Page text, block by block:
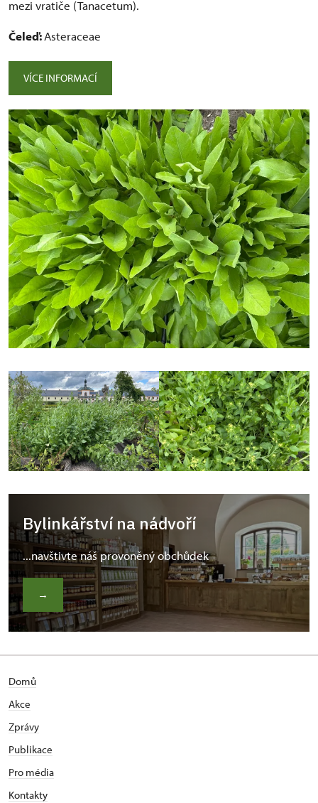
mezi vratiče (Tanacetum).
Čeleď:Asteraceae
VÍCE INFORMACÍ
Bylinkářství na nádvoří
...navštivte náš provoněný obchůdek
→
Domů
Akce
Zprávy
Publikace
Pro média
Kontakty